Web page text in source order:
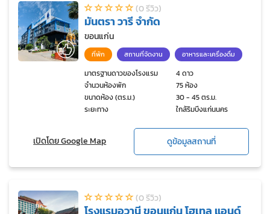
(0 รีวิว)
มันตรา วารี จำกัด
ขอนแก่น
ที่พัก สถานที่จัดงาน อาหารและเครื่องดื่ม
มาตรฐานดาวของโรงแรม
4 ดาว
จำนวนห้องพัก
75 ห้อง
ขนาดห้อง (ตร.ม.)
30 - 45 ตร.ม.
ระยะทาง
ใกล้ริมบึงแก่นนคร
เปิดโดย Google Map ดูข้อมูลสถานที่
(0 รีวิว)
โรงแรมอวานี ขอนแก่น โฮเทล แอนด์